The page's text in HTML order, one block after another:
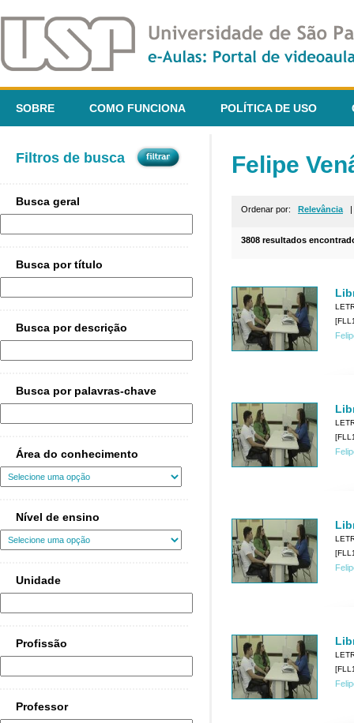
SOBRE COMO FUNCIONA POLÍTICA DE USO
Filtros de busca
Busca geral
Busca por título
Busca por descrição
Busca por palavras-chave
Área do conhecimento
Nível de ensino
Unidade
Profissão
Professor
Felipe
Ordenar por: Relevância
3808 resultados